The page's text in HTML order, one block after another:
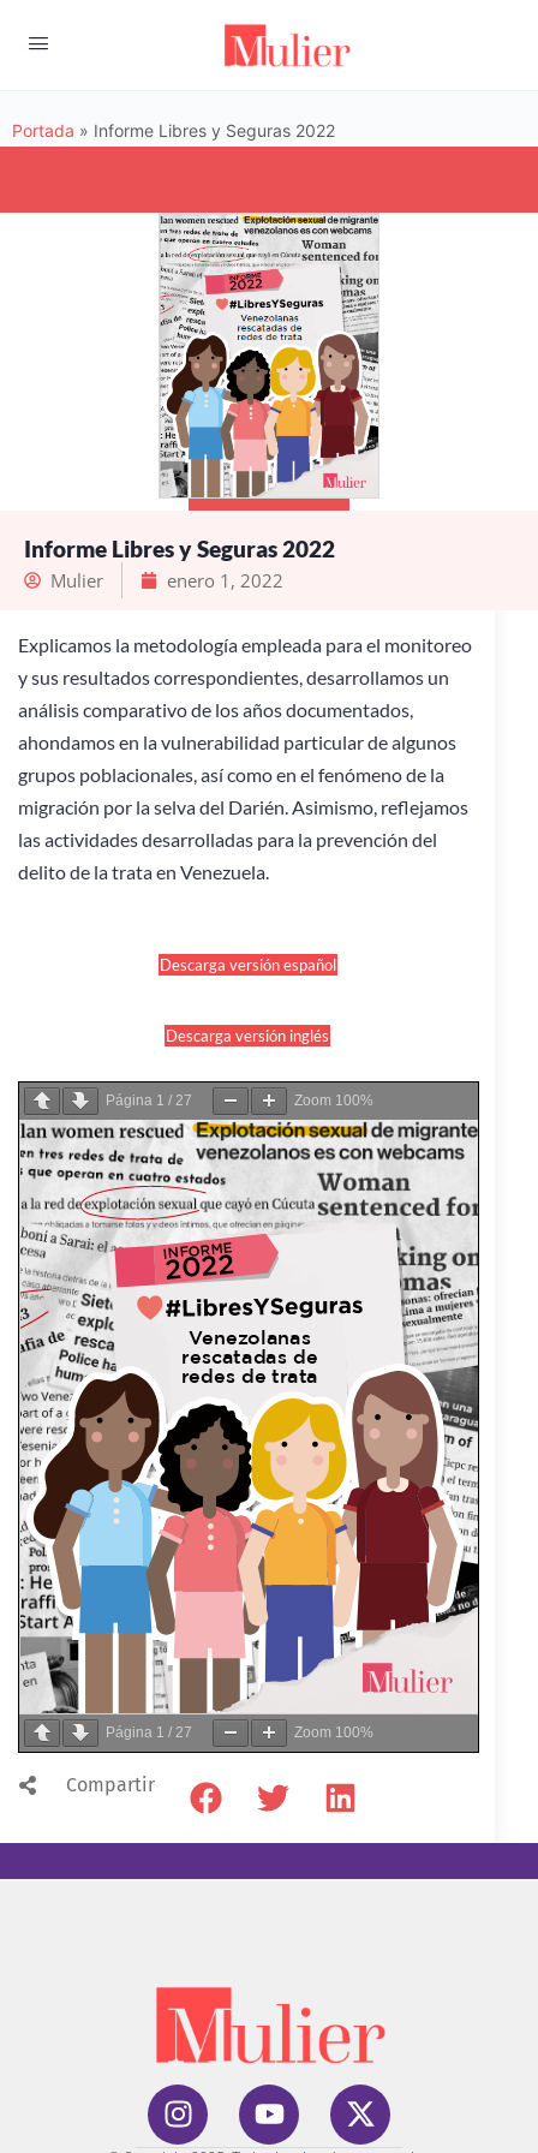
Portada » Informe Libres y Seguras 2022
Informe Libres y Seguras 2022
Mulier enero 1, 2022
Explicamos la metodología empleada para el monitoreo
y sus resultados correspondientes, desarrollamos un
análisis comparativo de los años documentados,
ahondamos en la vulnerabilidad particular de algunos
grupos poblacionales, así como en el fenómeno de la
migración por la selva del Darién. Asimismo, reflejamos
las actividades desarrolladas para la prevención del
delito de la trata en Venezuela.
Descarga versión español
Descarga versión inglés
Página 1 / 27 Zoom 100%
Página 1 / 27 Zoom 100%
Compartir